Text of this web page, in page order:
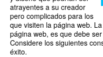
atrayentes a su creador
pero complicados para los
que visiten la página web.
página web, es que debe
Considere los siguientes
éxito.